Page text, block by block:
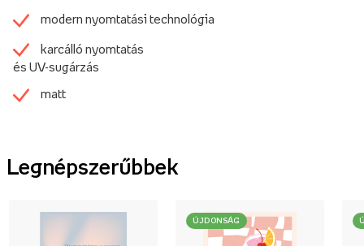
modern nyomtatási technológia
karcálló nyomtatás
és UV-sugárzás
matt
Legnépszerűbbek
ÚJDONSÁG